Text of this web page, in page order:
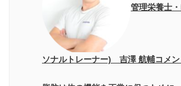
管理栄養士
ソナルトレーナー) 吉澤 航輔コメン